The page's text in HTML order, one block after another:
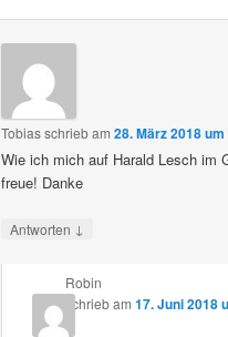
Tobiasschriebam28. März 2018
Wie ich mich auf Harald Lesch im
freue! Danke
Antworten ↓
Robin
schriebam 17. Juni 2018